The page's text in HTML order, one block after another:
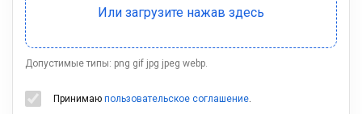
Допустимые типы: png gif jpg jpeg webp.
Принимаю пользовательское соглашение.